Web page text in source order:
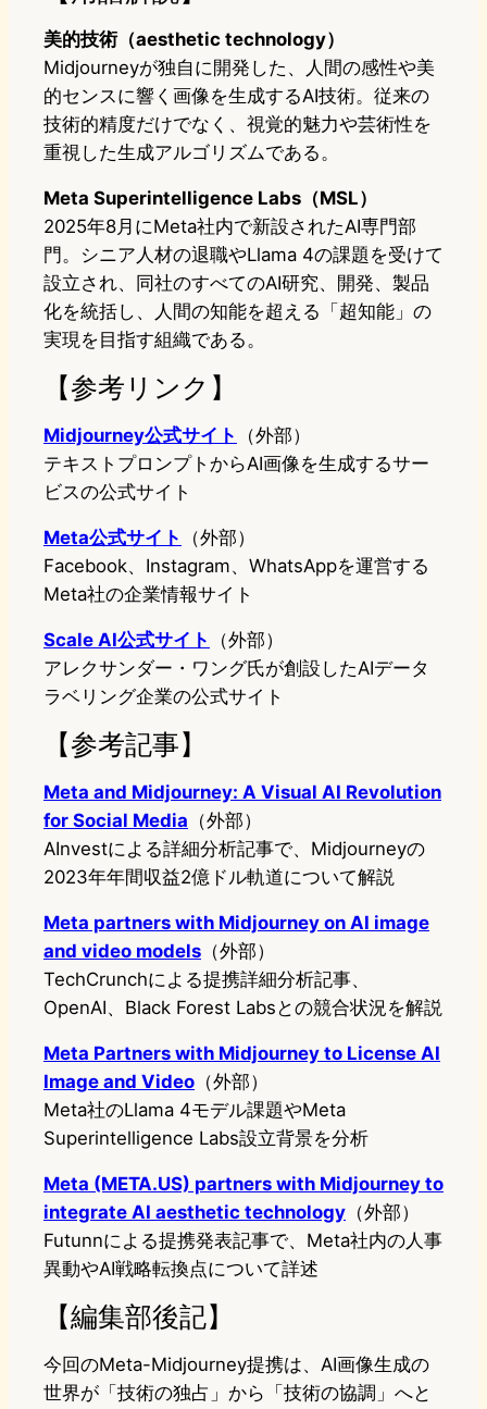
美的技術（aesthetic technology）
Midjourneyが独自に開発した、人間の感性や美
的センスに響く画像を生成するAI技術。従来の
技術的精度だけでなく、視覚的魅力や芸術性を
重視した生成アルゴリズムである。
Meta Superintelligence Labs（MSL）
2025年8月にMeta社内で新設されたAI専門部
門。シニア人材の退職やLlama 4の課題を受けて
設立され、同社のすべてのAI研究、開発、製品
化を統括し、人間の知能を超える「超知能」の
実現を目指す組織である。
【参考リンク】
Midjourney公式サイト
（外部）
テキストプロンプトからAI画像を生成するサー
ビスの公式サイト
Meta公式サイト
（外部）
Facebook、Instagram、WhatsAppを運営する
Meta社の企業情報サイト
Scale AI公式サイト
（外部）
アレクサンダー・ワング氏が創設したAIデータ
ラベリング企業の公式サイト
【参考記事】
Meta and Midjourney: A Visual AI Revolution
for Social Media （外部）
AInvestによる詳細分析記事で、Midjourneyの
2023年年間収益2億ドル軌道について解説
Meta partners with Midjourney on AI image
and video models （外部）
TechCrunchによる提携詳細分析記事、
OpenAI、Black Forest Labsとの競合状況を解説
Meta Partners with Midjourney to License AI
Image and Video （外部）
Meta社のLlama 4モデル課題やMeta
Superintelligence Labs設立背景を分析
Meta (META.US) partners with Midjourney to
integrate AI aesthetic technology （外部）
Futunnによる提携発表記事で、Meta社内の人事
異動やAI戦略転換点について詳述
【編集部後記】
今回のMeta-Midjourney提携は、AI画像生成の
世界が「技術の独占」から「技術の協調」へと